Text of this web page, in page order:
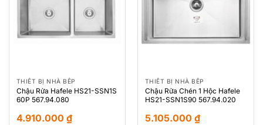
THIẾT BỊ NHÀ BẾP
Chậu Rửa Hafele HS21-SSN1S
60P 567.94.080
4.910.000 ₫
THIẾT BỊ NHÀ BẾP
Chậu Rửa Chén 1 Hộc Hafele
HS21-SSN1S90 567.94.020
5.105.000 ₫